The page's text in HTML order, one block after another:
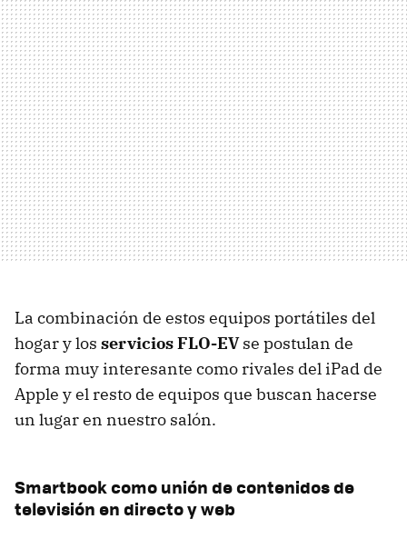
La combinación de estos equipos portátiles del
hogar y los servicios FLO-EVse postulan de
forma muy interesante como rivales del iPad de
Apple y el resto de equipos que buscan hacerse
un lugar en nuestro salón.
Smartbook como unión de contenidos de
televisión en directo y web